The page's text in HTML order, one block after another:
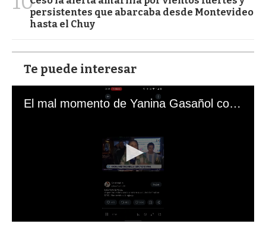
persistentes que abarcaba desde Montevideo
hasta el Chuy
Te puede interesar
El mal momento de Yanina Gasañol con un hincha argentino en "Subrayado"